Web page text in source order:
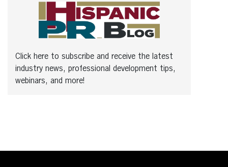
Click here to subscribe and receive the latest
industry news, professional development tips,
webinars, and more!